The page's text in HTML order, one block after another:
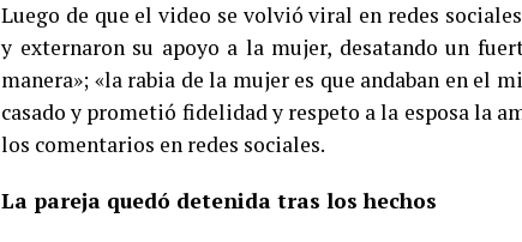
Luego de que el video se volvió viral en redes
y externaron su apoyo a la mujer, desatando un
manera»; «la rabia de la mujer es que andaban en el
casado y prometió fidelidad y respeto a la esposa la
los comentarios en redes sociales.
La pareja quedó detenida tras los hechos